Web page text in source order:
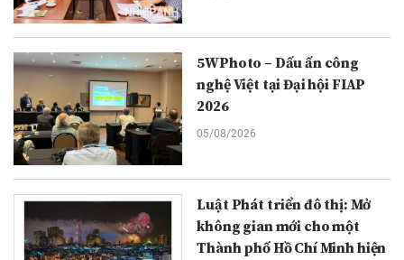
5WPhoto – Dấu ấn công
nghệ Việt tại Đại hội FIAP
2026
05/08/2026
Luật Phát triển đô thị: Mở
không gian mới cho một
Thành phố Hồ Chí Minh hiện